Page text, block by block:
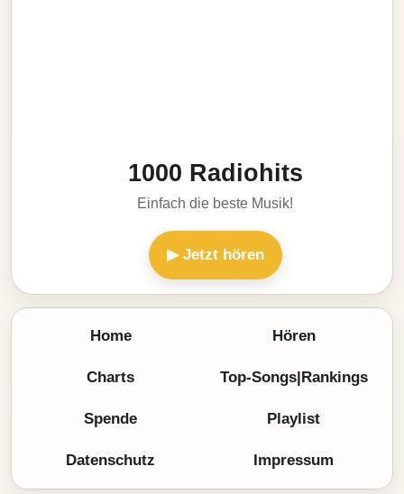
1000 Radiohits
Einfach die beste Musik!
▶ Jetzt hören
Home Hören
Charts Top-Songs|Rankings
Spende Playlist
Datenschutz Impressum